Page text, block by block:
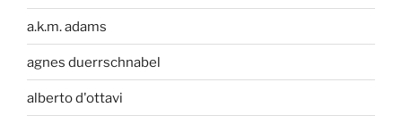
a.k.m. adams
agnes duerrschnabel
alberto d'ottavi